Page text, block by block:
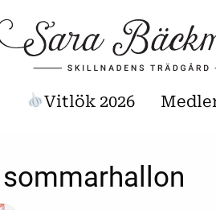
Vitlök 2026
sommarhallon